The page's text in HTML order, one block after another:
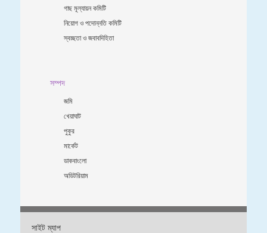
গাছ মূল্যায়ন কমিটি
নিয়োগ ও পদোন্নতি কমিটি
স্বচ্ছতা ও জবাবদিহিতা
সম্পদ
জমি
খেয়াঘাট
পুকুর
মার্কেট
ডাকবাংলো
অডিটরিয়াম
সাইট ম্যাপ